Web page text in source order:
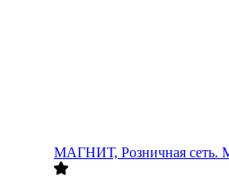
МАГНИТ, Розничная сеть.